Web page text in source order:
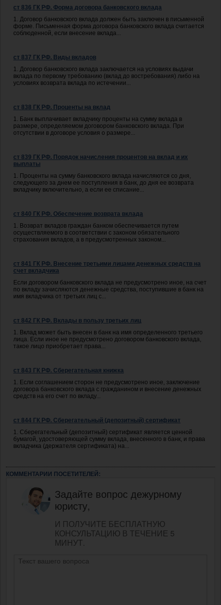
ст 836 ГК РФ. Форма договора банковского вклада
1. Договор банковского вклада должен быть заключен в письменной
форме. Письменная форма договора банковского вклада считается
соблюденной, если внесение вклада...
ст 837 ГК РФ. Виды вкладов
1. Договор банковского вклада заключается на условиях выдачи
вклада по первому требованию (вклад до востребования) либо на
условиях возврата вклада по истечении...
ст 838 ГК РФ. Проценты на вклад
1. Банк выплачивает вкладчику проценты на сумму вклада в
размере, определяемом договором банковского вклада. При
отсутствии в договоре условия о размере...
ст 839 ГК РФ. Порядок начисления процентов на вклад и их
выплаты
1. Проценты на сумму банковского вклада начисляются со дня,
следующего за днем ее поступления в банк, до дня ее возврата
вкладчику включительно, а если ее списание...
ст 840 ГК РФ. Обеспечение возврата вклада
1. Возврат вкладов граждан банком обеспечивается путем
осуществляемого в соответствии с законом обязательного
страхования вкладов, а в предусмотренных законом...
ст 841 ГК РФ. Внесение третьими лицами денежных средств на
счет вкладчика
Если договором банковского вклада не предусмотрено иное, на счет
по вкладу зачисляются денежные средства, поступившие в банк на
имя вкладчика от третьих лиц с...
ст 842 ГК РФ. Вклады в пользу третьих лиц
1. Вклад может быть внесен в банк на имя определенного третьего
лица. Если иное не предусмотрено договором банковского вклада,
такое лицо приобретает права...
ст 843 ГК РФ. Сберегательная книжка
1. Если соглашением сторон не предусмотрено иное, заключение
договора банковского вклада с гражданином и внесение денежных
средств на его счет по вкладу...
ст 844 ГК РФ. Сберегательный (депозитный) сертификат
1. Сберегательный (депозитный) сертификат является ценной
бумагой, удостоверяющей сумму вклада, внесенного в банк, и права
вкладчика (держателя сертификата) на...
КОММЕНТАРИИ ПОСЕТИТЕЛЕЙ:
Задайте вопрос дежурному
юристу,
И ПОЛУЧИТЕ БЕСПЛАТНУЮ
КОНСУЛЬТАЦИЮ В ТЕЧЕНИЕ 5
МИНУТ.